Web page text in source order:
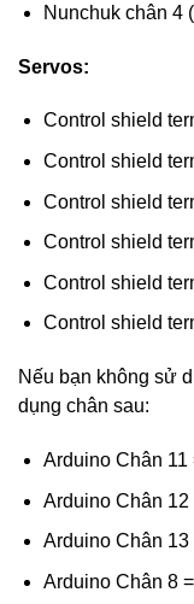
Nunchuk chân 4
Servos:
Control shield
Control shield
Control shield
Control shield
Control shield
Control shield
Nếu bạn không sử
dụng chân sau:
Arduino Chân 11
Arduino Chân 12
Arduino Chân 13
Arduino Chân 8